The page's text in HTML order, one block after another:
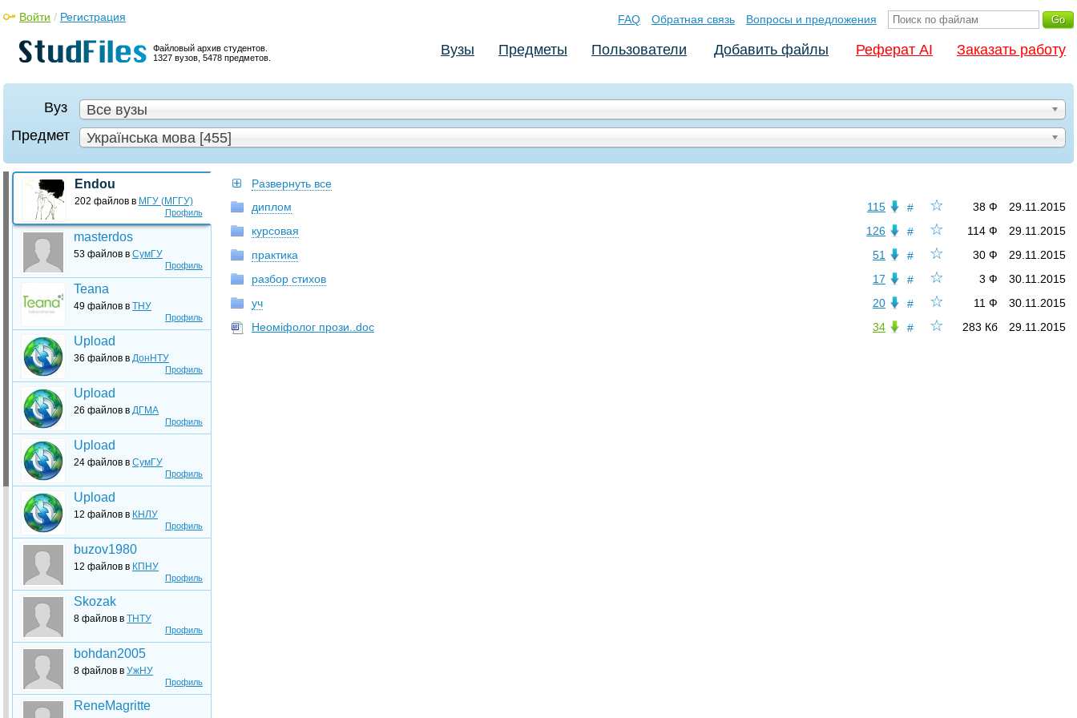
Файловый архив студентов.
1327 вузов, 5478 предметов.
Войти / Регистрация FAQ Обратная связь Вопросы и предложения
Вузы Предметы Пользователи Добавить файлы Реферат AI Заказать работу
Вуз
Все вузы
Предмет
Українська мова [455]
Профиль
Endou
202 файлов в МГУ (МГГУ)
Профиль
masterdos
53 файлов в СумГУ
Профиль
Teana
49 файлов в ТНУ
Профиль
Upload
36 файлов в ДонНТУ
Профиль
Upload
26 файлов в ДГМА
Профиль
Upload
24 файлов в СумГУ
Профиль
Upload
12 файлов в КНЛУ
Профиль
buzov1980
12 файлов в КПНУ
Профиль
Skozak
8 файлов в ТНТУ
Профиль
bohdan2005
8 файлов в УжНУ
ReneMagritte
Развернуть все
☆
# 29.11.2015
38 Ф
115
диплом
☆
# 29.11.2015
114 Ф
126
курсовая
☆
# 29.11.2015
30 Ф
51
практика
☆
# 30.11.2015
3 Ф
17
разбор стихов
☆
# 30.11.2015
11 Ф
20
уч
☆
# 29.11.2015
283 Кб
34
Неоміфолог прози..doc